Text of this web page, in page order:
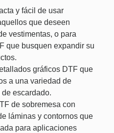
y fácil de usar
que deseen
vestimentas, o para
que busquen expandir su
gráficos DTF que
a una variedad de
escardado.
de sobremesa con
láminas y contornos que
para aplicaciones